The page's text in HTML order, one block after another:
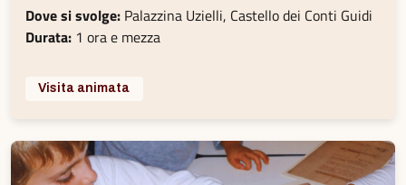
Dove si svolge: Palazzina Uzielli, Castello dei Conti Guidi
Durata: 1 ora e mezza
Visita animata